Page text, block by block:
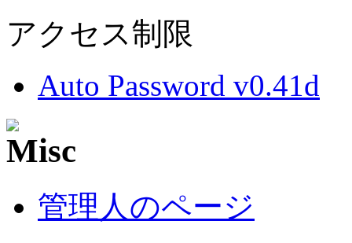
アクセス制限
Auto Password v0.41d
管理人のページ